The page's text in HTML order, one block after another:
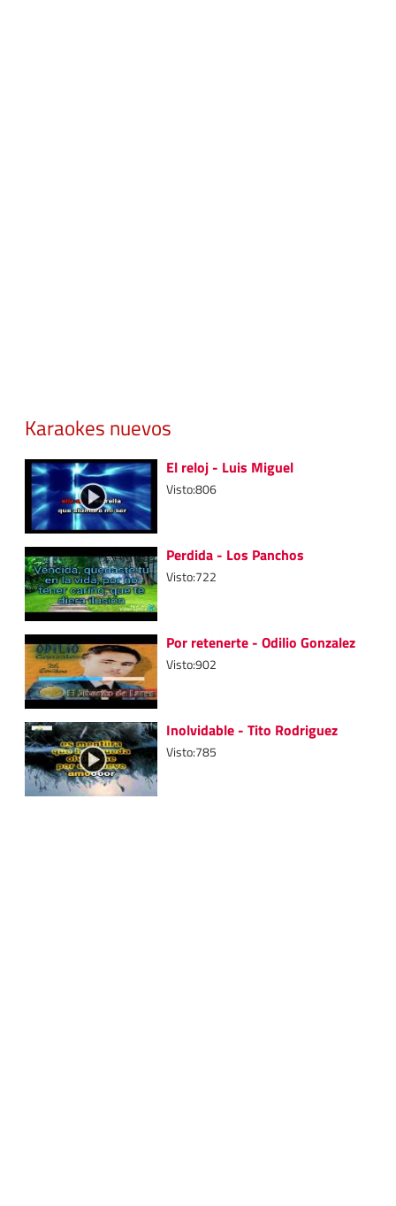
Karaokes nuevos
El reloj - Luis Miguel
Visto:806
Perdida - Los Panchos
Visto:722
Por retenerte - Odilio Gonzalez
Visto:902
Inolvidable - Tito Rodriguez
Visto:785